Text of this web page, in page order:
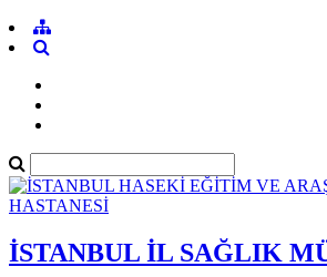
İSTANBUL İL SAĞLIK